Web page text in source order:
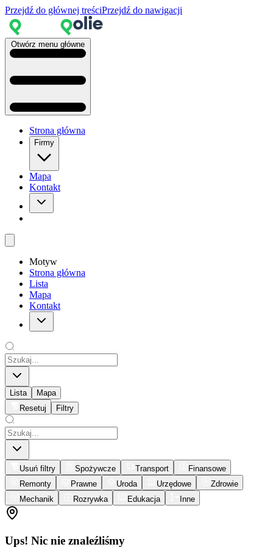
Przejdź do głównej treściPrzejdź do nawigacji
Otwórz menu główne
Strona główna
Firmy
Mapa
Kontakt
Motyw
Strona główna
Lista
Mapa
Kontakt
Lista
Mapa
Resetuj
Filtry
Usuń filtry Spożywcze Transport
Finansowe
Remonty
Prawne Uroda Urzędowe
Zdrowie
Mechanik
Rozrywka Edukacja Inne
Ups! Nic nie znaleźliśmy